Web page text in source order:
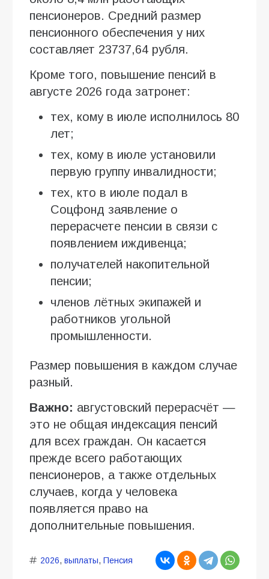
пенсионеров. Средний размер
пенсионного обеспечения у них
составляет 23737,64 рубля.
Кроме того, повышение пенсий в
августе 2026 года затронет:
тех, кому в июле исполнилось 80
лет;
тех, кому в июле установили
первую группу инвалидности;
тех, кто в июле подал в
Соцфонд заявление о
перерасчете пенсии в связи с
появлением иждивенца;
получателей накопительной
пенсии;
членов лётных экипажей и
работников угольной
промышленности.
Размер повышения в каждом случае
разный.
Важно: августовский перерасчёт —
это не общая индексация пенсий
для всех граждан. Он касается
прежде всего работающих
пенсионеров, а также отдельных
случаев, когда у человека
появляется право на
дополнительные повышения.
2026, выплаты, Пенсия